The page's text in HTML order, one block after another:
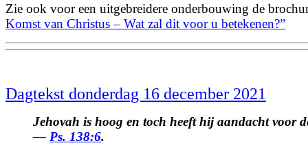
Zie ook voor een uitgebreidere onderbouwing de
Komst van Christus – Wat zal dit voor u betekenen?”
Dagtekst donderdag 16 december 2021
Jehovah is hoog en toch heeft hij aandacht voor
— Ps. 138:6.